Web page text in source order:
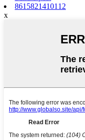
8615821410112
x